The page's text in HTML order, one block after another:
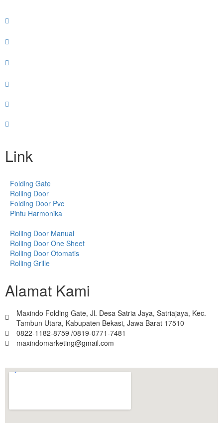
Link
Folding Gate
Rolling Door
Folding Door Pvc
Pintu Harmonika
Rolling Door Manual
Rolling Door One Sheet
Rolling Door Otomatis
Rolling Grille
Alamat Kami
Maxindo Folding Gate, Jl. Desa Satria Jaya, Satriajaya, Kec.
Tambun Utara, Kabupaten Bekasi, Jawa Barat 17510
0822-1182-8759 /0819-0771-7481
maxindomarketing@gmail.com